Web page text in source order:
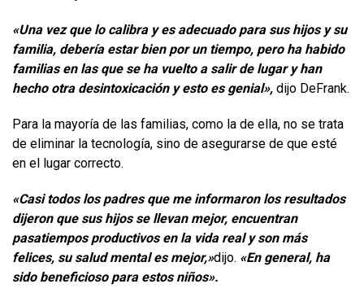
«Una vez que lo calibra y es adecuado para sus hijos y su
familia, debería estar bien por un tiempo, pero ha habido
familias en las que se ha vuelto a salir de lugar y han
hecho otra desintoxicación y esto es genial», dijo DeFrank.
Para la mayoría de las familias, como la de ella, no se trata
de eliminar la tecnología, sino de asegurarse de que esté
en el lugar correcto.
«Casi todos los padres que me informaron los resultados
dijeron que sus hijos se llevan mejor, encuentran
pasatiempos productivos en la vida real y son más
felices, su salud mental es mejor,»dijo. «En general, ha
sido beneficioso para estos niños».